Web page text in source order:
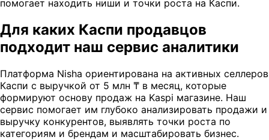
помогает находить ниши и точки роста на Каспи.
Для каких Каспи продавцов
подходит наш сервис аналитики
Платформа Nisha ориентирована на активных селлеров
Каспи с выручкой от 5 млн ₸ в месяц, которые
формируют основу продаж на Kaspi магазине. Наш
сервис помогает им глубоко анализировать продажи и
выручку конкурентов, выявлять точки роста по
категориям и брендам и масштабировать бизнес.